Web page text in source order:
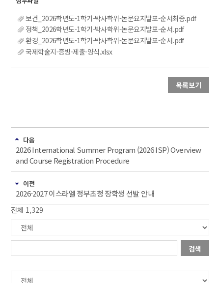
보건_2026학년도-1학기-박사학위-논문요지발표-순서최종.pdf
정책_2026학년도-1학기-박사학위-논문요지발표-순서.pdf
환경_2026학년도-1학기-박사학위-논문요지발표-순서.pdf
국제학술지-증빙-제출-양식.xlsx
목록보기
다음
2026 International Summer Program (2026 ISP) Overview
and Course Registration Procedure
이전
2026-2027 이스라엘 정부초청 장학생 선발 안내
전체 1,329
검색